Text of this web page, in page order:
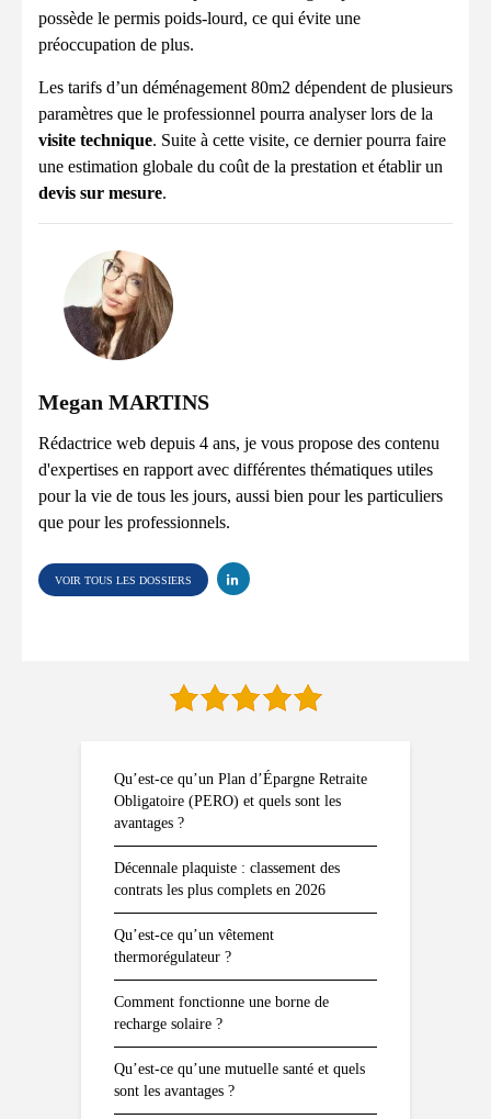
possède le permis poids-lourd, ce qui évite une
préoccupation de plus.
Les tarifs d’un déménagement 80m2 dépendent de plusieurs
paramètres que le professionnel pourra analyser lors de la
visite technique. Suite à cette visite, ce dernier pourra faire
une estimation globale du coût de la prestation et établir un
devis sur mesure.
Megan MARTINS
Rédactrice web depuis 4 ans, je vous propose des contenu
d'expertises en rapport avec différentes thématiques utiles
pour la vie de tous les jours, aussi bien pour les particuliers
que pour les professionnels.
VOIR TOUS LES DOSSIERS
Qu’est-ce qu’un Plan d’Épargne Retraite
Obligatoire (PERO) et quels sont les
avantages ?
Décennale plaquiste : classement des
contrats les plus complets en 2026
Qu’est-ce qu’un vêtement
thermorégulateur ?
Comment fonctionne une borne de
recharge solaire ?
Qu’est-ce qu’une mutuelle santé et quels
sont les avantages ?